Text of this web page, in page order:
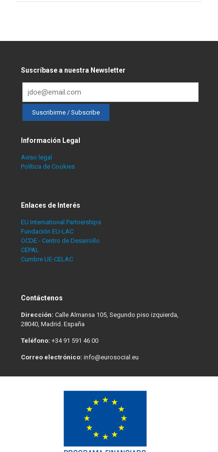
Suscríbase a nuestra Newsletter
Información Legal
Aviso legal
Política de Cookies
Enlaces de Interés
EU International Partnerships
Fundación EU-LAC
OCDE - Centro de Desarrollo
CEPAL
Cumbre UE-CELAC
Contáctenos
Dirección: Calle Almansa 105, Segundo piso izquierda,
28040, Madrid. España
Teléfono: +34 91 591 46 00
Correo electrónico: info@eurosocial.eu